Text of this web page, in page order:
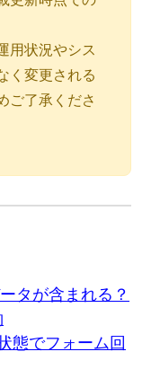
用状況やシス
く変更される
ご了承くださ
タが含まれる？
態でフォーム回